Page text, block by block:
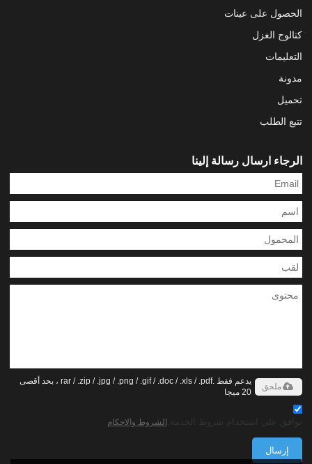
الحصول على عينات
كتالوج الغزل
التعليمات
مدونة
تحميل
تتبع الطلب
الرجاء ارسال رسالة إلينا
يدعم فقط .rar / .zip / .jpg / .png / .gif / .doc / .xls / .pdf ، بحد أقصى
20 ميجا
ملحق
الشروط والاحكام
إرسال